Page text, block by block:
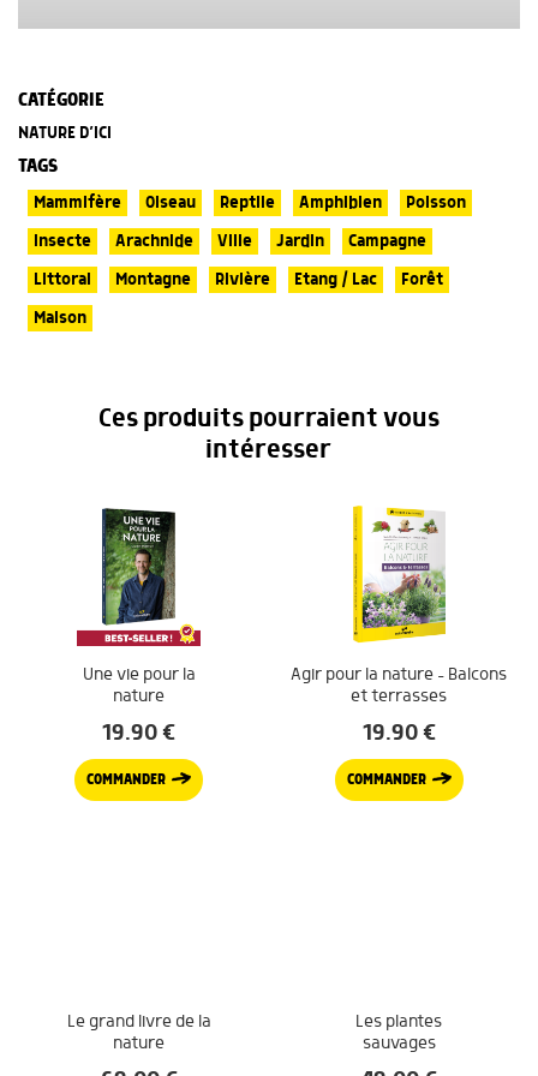
CATÉGORIE
NATURE D’ICI
TAGS
Mammifère Oiseau Reptile Amphibien
Poisson
Insecte
Arachnide Ville Jardin
Campagne
Littoral
Montagne Rivière Etang / Lac
Forêt
Maison
Ces produits pourraient vous
intéresser
Une vie pour la
nature
19.90€
COMMANDER
Agir pour la nature – Balcons
et terrasses
19.90€
COMMANDER
Le grand livre de la
nature
Les plantes
sauvages